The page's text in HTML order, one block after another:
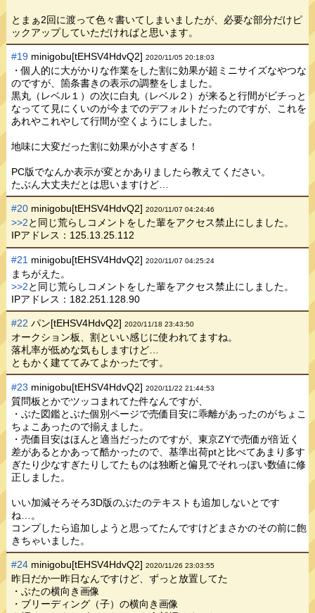
とまぁ2回に渡って色々書いてしまいましたが、必要な部分だけピ
ックアップしていただければと思います。
#19 minigobu[tEHSV4HdvQ2]2020/11/05 20:18:03
・個人的に大がかりな作業をした割に効果が超ミニサイズなやつな
のですが、箇条書きの表示の調整をしました。
黒丸（レベル１）の次に白丸（レベル２）が来ると行間がビチっと
なってて見にくいのが今までのデフォルトだったのですが、これを
あれやこれやして行間が空くようにしました。
地味に大変だった割に効果が小さすぎる！
PC版でなんか表示が変とかありましたら教えてください。
たぶん大丈夫だとは思いますけど…
#20 minigobu[tEHSV4HdvQ2]2020/11/07 04:24:46
>>2と同じ荒らしコメントをした輩をアクセス禁止にしました。
IPアドレス：125.13.25.112
#21 minigobu[tEHSV4HdvQ2]2020/11/07 04:25:24
まちがえた。
>>2と同じ荒らしコメントをした輩をアクセス禁止にしました。
IPアドレス：182.251.128.90
#22 パン[tEHSV4HdvQ2]2020/11/18 23:43:50
オークション板、割といい感じに使われてますね。
落札率が低めな気もしますけど…
ともかく建ててみてよかったです。
#23 minigobu[tEHSV4HdvQ2]2020/11/22 21:44:53
質問板とかでツッコまれてた件なんですが、
・ぶた図鑑とぶた個別ページで売価目安に乖離があったのがちょこ
ちょこあったので揃えました。
・売価目安はほんと適当だったのですが、東京ZYで売価が倍近く
差があるとかあって酷かったので、基準出荷ptと比べてあまり多す
ぎたり少なすぎたりしてたものは独断と偏見でそれっぽい数値に修
正しました。
いい加減そろそろ3D版のぶたのテキストも追加しないとです
ね…。
コンプしたら追加しようと思ってたんですけどまさかのその前に飽
きちゃいました。
#24 minigobu[tEHSV4HdvQ2]2020/11/26 23:03:55
昨日だか一昨日なんですけど、ずっと放置してた
・ぶたの横向き画像
・ブリーディング（子）の横向き画像